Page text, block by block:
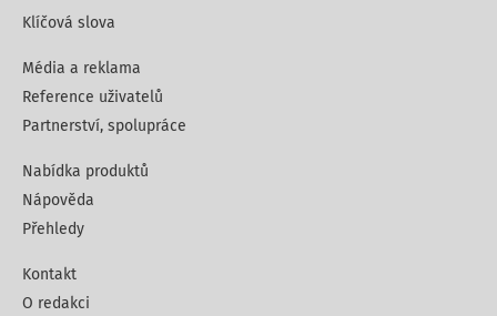
Klíčová slova
Média a reklama
Reference uživatelů
Partnerství, spolupráce
Nabídka produktů
Nápověda
Přehledy
Kontakt
O redakci